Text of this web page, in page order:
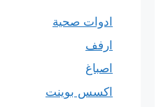
ادوات صحية
ارفف
اصباغ
اكسس بوينت